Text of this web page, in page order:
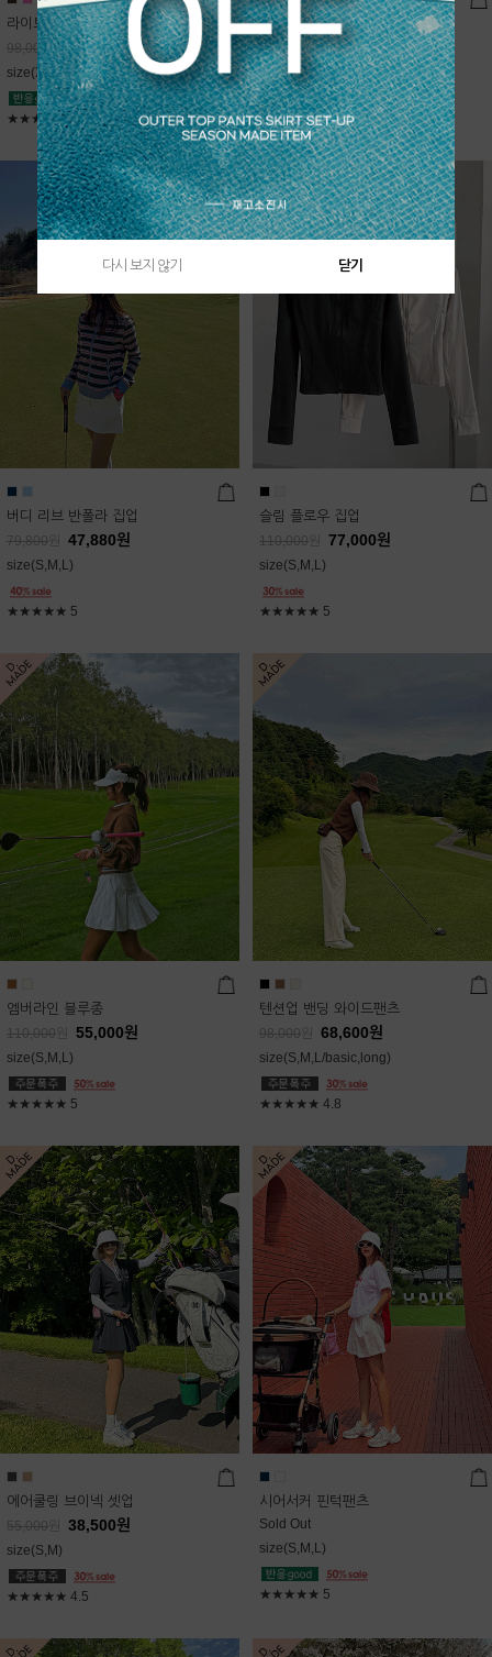
라이트데님 핀턱 스커트
98,000원 68,600원
size(XS,S,M,L)
★★★★★5
블룸 하이넥 니트집업
Sold Out
free(44~66)
★★★★★4.9
버디 리브 반폴라 집업
79,800 47,880원
size(S,M,L)
★★★★★ 5
슬림 플로우 집업
110,000 77,000원
size(S,M,L)
★★★★★ 5
엠버라인 블루종
110,000 55,000원
size(S,M,L)
★★★★★ 5
텐션업 밴딩 와이드팬츠
98,000 68,600원
size(S,M,L/basic,long)
★★★★★ 4.8
에어쿨링 브이넥 셋업
55,000 38,500원
size(S,M)
★★★★★ 4.5
시어서커 핀턱팬츠
Sold Out
size(S,M,L)
★★★★★ 5
다시 보지 않기 닫기